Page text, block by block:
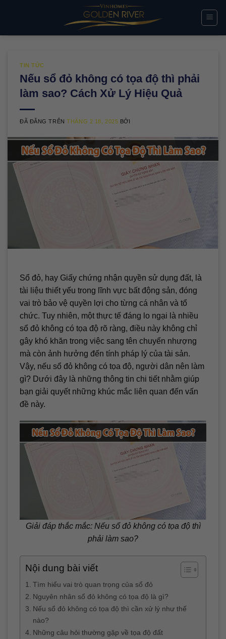
TIN TỨC
Nếu sổ đỏ không có tọa độ thì phải
làm sao? Cách Xử Lý Hiệu Quả
ĐÃ ĐĂNG TRÊNTHÁNG 2 18, 2025 BỞI
Sổ đỏ, hay Giấy chứng nhận quyền sử dụng đất, là
tài liệu thiết yếu trong lĩnh vực bất động sản, đóng
vai trò bảo vệ quyền lợi cho từng cá nhân và tổ
chức. Tuy nhiên, một thực tế đáng lo ngại là nhiều
sổ đỏ không có tọa độ rõ ràng, điều này không chỉ
gây khó khăn trong việc sang tên chuyển nhượng
mà còn ảnh hưởng đến tính pháp lý của tài sản.
Vậy, nếu sổ đỏ không có tọa độ, người dân nên làm
gì? Dưới đây là những thông tin chi tiết nhằm giúp
bạn giải quyết những khúc mắc liên quan đến vấn
đề này.
Giải đáp thắc mắc: Nếu sổ đỏ không có tọa độ thì
phải làm sao?
Nội dung bài viết
Tìm hiểu vai trò quan trọng của sổ đỏ
Nguyên nhân sổ đỏ không có tọa độ là gì?
Nếu sổ đỏ không có tọa độ thì cần xử lý như thế
nào?
Những câu hỏi thường gặp về tọa độ đất